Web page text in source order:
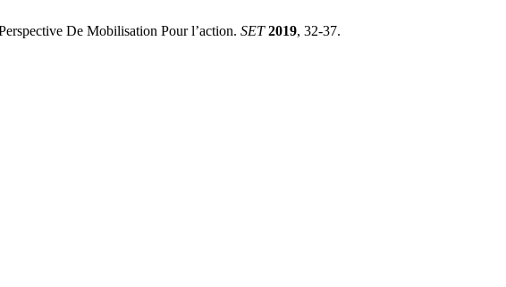
De Mobilisation Pour l’action. SET 2019, 32-37.